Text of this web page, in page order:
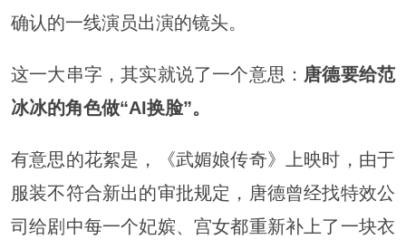
确认的一线演员出演的镜头。
这一大串字，其实就说了一个意思： 唐德要给范
冰冰的角色做“AI换脸”。
有意思的花絮是，《武媚娘传奇》上映时，由于
服装不符合新出的审批规定，唐德曾经找特效公
司给剧中每一个妃嫔、宫女都重新补上了一块衣